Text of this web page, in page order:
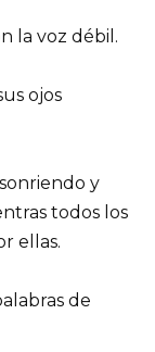
la voz débil.
ojos
y
todos los
ellas.
de